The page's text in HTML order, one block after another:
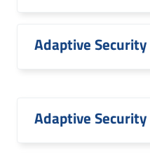
Adaptive
Adaptive